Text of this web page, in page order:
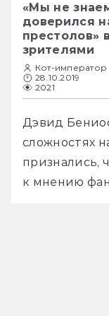
«Мы не
доверился
престолов»
зрителями
Кот-император
28.10.2019
2021
Дэвид
сложностях
признались,
к мнению